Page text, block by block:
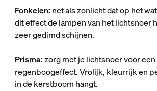
Fonkelen: net als zonlicht dat op het
dit effect de lampen van het lichtsnoer
zeer gedimd schijnen.
Prisma:zorg met je lichtsnoer voor
regenboogeffect. Vrolijk, kleurrijk en
in de kerstboom hangt.